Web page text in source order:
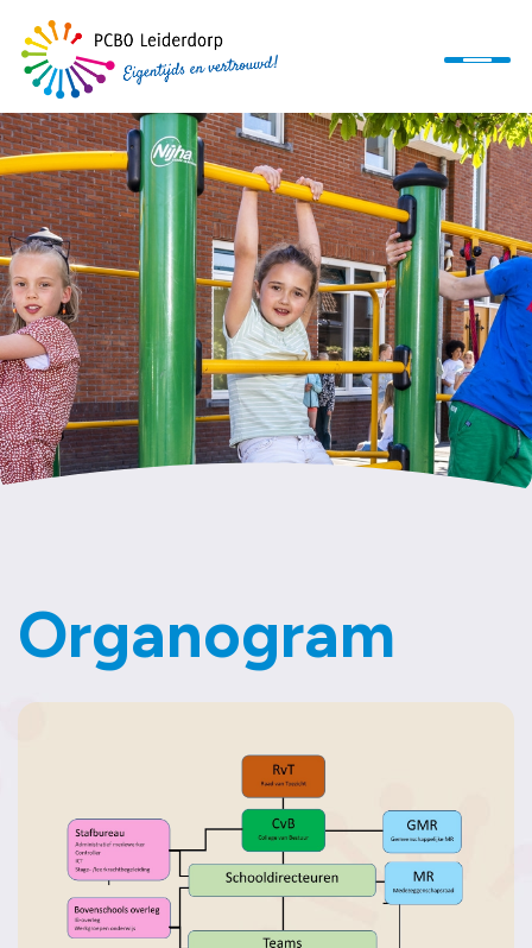
Home
Ons onderwijs
Organisatie
Informatie
Werken bij
Organogram